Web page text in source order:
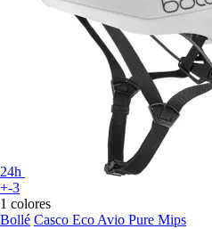
24h
+-3
1 colores
Bollé Casco Eco Avio Pure Mips